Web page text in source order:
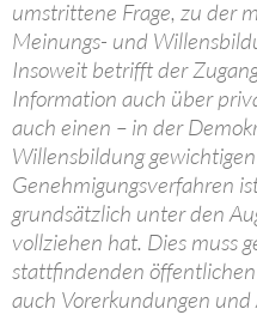
umstrittene Frage, zu der
Meinungs- und
Insoweit betrifft der
Information auch über
auch einen – in der
Willensbildung
Genehmigungsverfahren
grundsätzlich unter den
vollziehen hat. Dies muss
stattfindenden
auch Vorerkundungen